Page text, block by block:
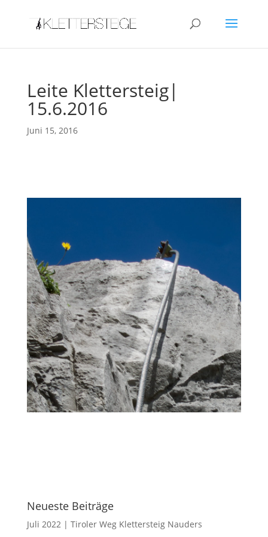
Leite Klettersteig|
15.6.2016
Juni 15, 2016
Neueste Beiträge
Juli 2022 | Tiroler Weg Klettersteig Nauders